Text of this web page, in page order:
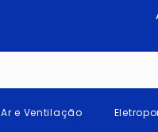
Ar e Ventilação